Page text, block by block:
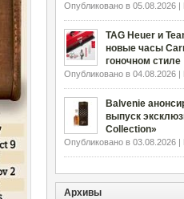
Опубликовано в 05.08.2026 |
TAG Heuer и
новые часы
гоночном стиле
Опубликовано в 04.08.2026 |
Balvenie
выпуск
Collection»
Опубликовано в 03.08.2026 |
Архивы